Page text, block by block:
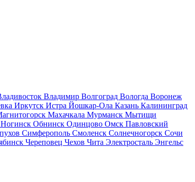
Владимир Волгоград Вологда Воронеж
Иркутск Истра Йошкар-Ола Казань Калининград
Махачкала Мурманск Мытищи
Ногинск Обнинск Одинцово Омск Павловский
Симферополь Смоленск Солнечногорск Сочи
Череповец Чехов Чита Электросталь Энгельс